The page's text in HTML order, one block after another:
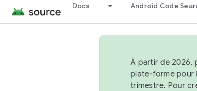
Docs Android Code
À partir de 2026,
plate-forme pour
trimestre. Pour